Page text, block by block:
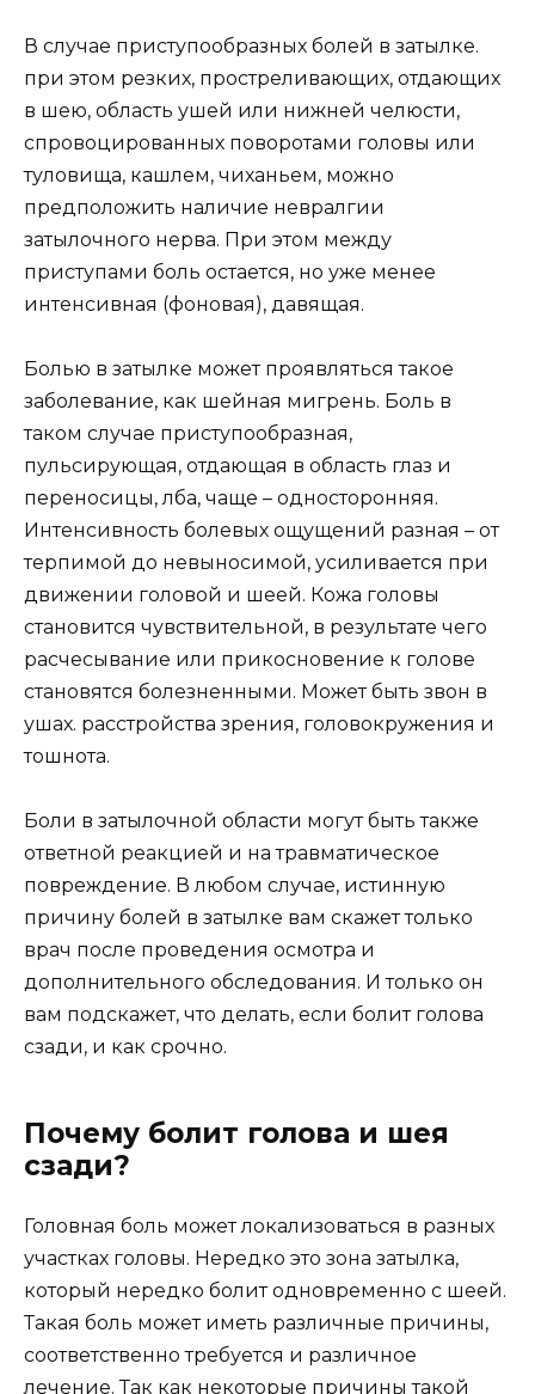
В случае приступообразных болей в затылке.
при этом резких, простреливающих, отдающих
в шею, область ушей или нижней челюсти,
спровоцированных поворотами головы или
туловища, кашлем, чиханьем, можно
предположить наличие невралгии
затылочного нерва. При этом между
приступами боль остается, но уже менее
интенсивная (фоновая), давящая.
Болью в затылке может проявляться такое
заболевание, как шейная мигрень. Боль в
таком случае приступообразная,
пульсирующая, отдающая в область глаз и
переносицы, лба, чаще – односторонняя.
Интенсивность болевых ощущений разная – от
терпимой до невыносимой, усиливается при
движении головой и шеей. Кожа головы
становится чувствительной, в результате чего
расчесывание или прикосновение к голове
становятся болезненными. Может быть звон в
ушах. расстройства зрения, головокружения и
тошнота.
Боли в затылочной области могут быть также
ответной реакцией и на травматическое
повреждение. В любом случае, истинную
причину болей в затылке вам скажет только
врач после проведения осмотра и
дополнительного обследования. И только он
вам подскажет, что делать, если болит голова
сзади, и как срочно.
Почему болит голова и шея
сзади?
Головная боль может локализоваться в разных
участках головы. Нередко это зона затылка,
который нередко болит одновременно с шеей.
Такая боль может иметь различные причины,
соответственно требуется и различное
лечение. Так как некоторые причины такой